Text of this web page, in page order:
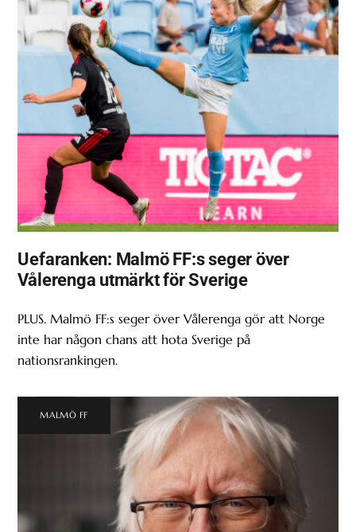
Uefaranken: Malmö FF:s seger över
Vålerenga utmärkt för Sverige
PLUS. Malmö FF:s seger över Vålerenga gör att Norge
inte har någon chans att hota Sverige på
nationsrankingen.
MALMÖ FF